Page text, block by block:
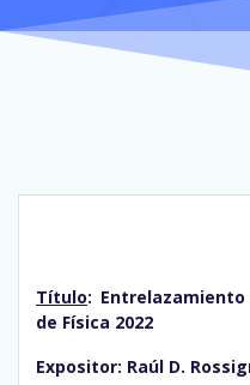
Título:
de Física 2022
Expositor: Raúl D.